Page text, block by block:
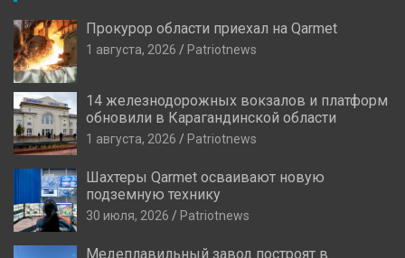
Прокурор области приехал на Qarmet
1 августа, 2026 Patriotnews
14 железнодорожных вокзалов и платформ
обновили в Карагандинской области
1 августа, 2026 Patriotnews
Шахтеры Qarmet осваивают новую
подземную технику
30 июля, 2026 Patriotnews
Медеплавильный завод построят в